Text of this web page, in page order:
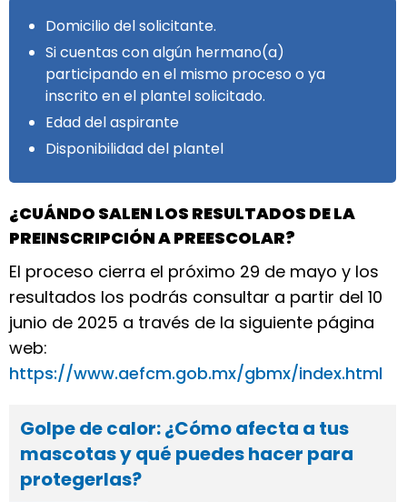
Domicilio del solicitante.
Si cuentas con algún hermano(a)
participando en el mismo proceso o ya
inscrito en el plantel solicitado.
Edad del aspirante
Disponibilidad del plantel
¿CUÁNDO SALEN LOS RESULTADOS DE LA
PREINSCRIPCIÓN A PREESCOLAR?
El proceso cierra el próximo 29 de mayo y los
resultados los podrás consultar a partir del 10
junio de 2025 a través de la siguiente página
web:
https://www.aefcm.gob.mx/gbmx/index.html
Golpe de calor: ¿Cómo afecta a tus
mascotas y qué puedes hacer para
protegerlas?